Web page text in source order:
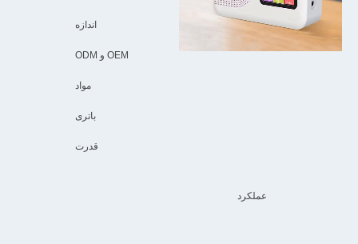
اندازه
OEM و ODM
مواد
باتری
قدرت
عملکرد